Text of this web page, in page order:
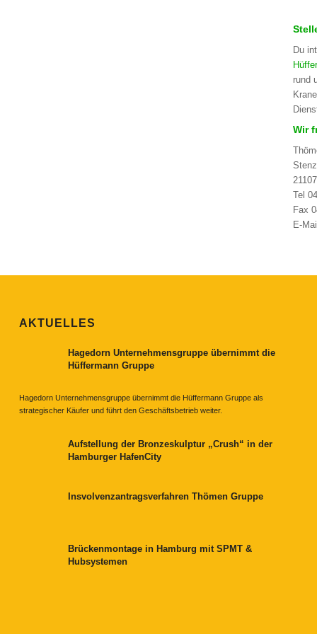
Du
rund
Wir
Tel
Fax
E-
AKTUELLES
Hagedorn Unternehmensgruppe übernimmt die
Hüffermann Gruppe
Hagedorn Unternehmensgruppe übernimmt die Hüffermann Gruppe als
strategischer Käufer und führt den Geschäftsbetrieb weiter.
Aufstellung der Bronzeskulptur „Crush“ in der
Hamburger HafenCity
Insvolvenzantragsverfahren Thömen Gruppe
Brückenmontage in Hamburg mit SPMT &
Hubsystemen